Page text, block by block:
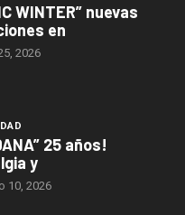
WINTER” nuevas
en
2026
25 años!
y
10, 2026